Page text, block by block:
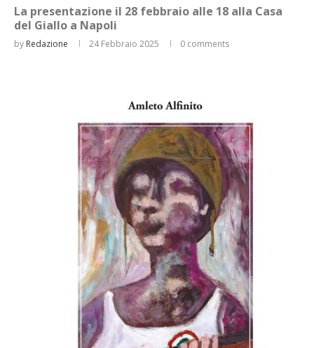
La presentazione il 28 febbraio alle 18 alla Casa
del Giallo a Napoli
by Redazione 24 Febbraio 2025 0 comments